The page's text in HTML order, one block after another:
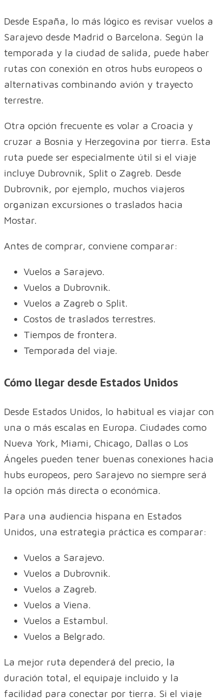
Desde España, lo más lógico es revisar vuelos a
Sarajevo desde Madrid o Barcelona. Según la
temporada y la ciudad de salida, puede haber
rutas con conexión en otros hubs europeos o
alternativas combinando avión y trayecto
terrestre.
Otra opción frecuente es volar a Croacia y
cruzar a Bosnia y Herzegovina por tierra. Esta
ruta puede ser especialmente útil si el viaje
incluye Dubrovnik, Split o Zagreb. Desde
Dubrovnik, por ejemplo, muchos viajeros
organizan excursiones o traslados hacia
Mostar.
Antes de comprar, conviene comparar:
Vuelos a Sarajevo.
Vuelos a Dubrovnik.
Vuelos a Zagreb o Split.
Costos de traslados terrestres.
Tiempos de frontera.
Temporada del viaje.
Cómo llegar desde Estados Unidos
Desde Estados Unidos, lo habitual es viajar con
una o más escalas en Europa. Ciudades como
Nueva York, Miami, Chicago, Dallas o Los
Ángeles pueden tener buenas conexiones hacia
hubs europeos, pero Sarajevo no siempre será
la opción más directa o económica.
Para una audiencia hispana en Estados
Unidos, una estrategia práctica es comparar:
Vuelos a Sarajevo.
Vuelos a Dubrovnik.
Vuelos a Zagreb.
Vuelos a Viena.
Vuelos a Estambul.
Vuelos a Belgrado.
La mejor ruta dependerá del precio, la
duración total, el equipaje incluido y la
facilidad para conectar por tierra. Si el viaje